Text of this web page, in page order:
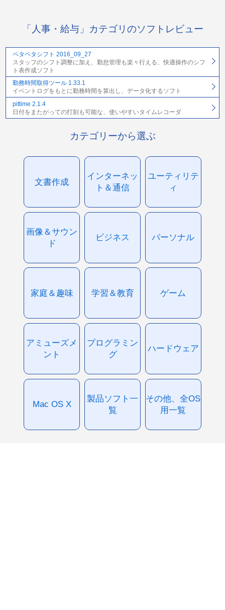
「人事・給与」カテゴリのソフトレビュー
ペタペタシフト 2016_09_27
スタッフのシフト調整に加え、勤怠管理も楽々行える、快適操作のシフ
ト表作成ソフト
勤務時間取得ツール 1.33.1
イベントログをもとに勤務時間を算出し、データ化するソフト
pittime 2.1.4
日付をまたがっての打刻も可能な、使いやすいタイムレコーダ
カテゴリーから選ぶ
文書作成
インターネッ
ト＆通信
ユーティリテ
ィ
画像＆サウン
ド
ビジネス パーソナル
家庭＆趣味 学習＆教育 ゲーム
アミューズメ
ント
プログラミン
グ
ハードウェア
Mac OS X
製品ソフト一
覧
その他、全OS
用一覧